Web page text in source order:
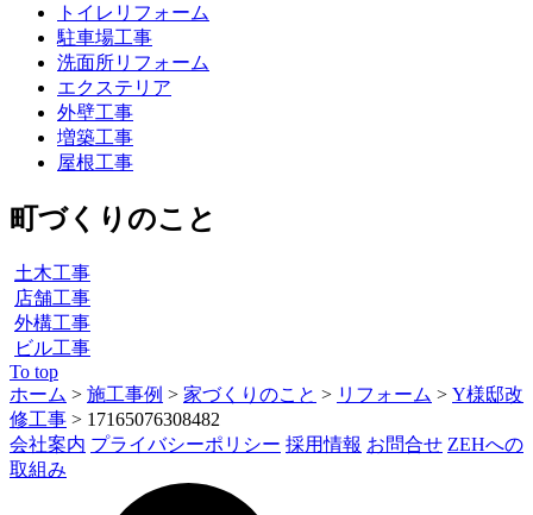
トイレリフォーム
駐車場工事
洗面所リフォーム
エクステリア
外壁工事
増築工事
屋根工事
町づくりのこと
土木工事
店舗工事
外構工事
ビル工事
To top
ホーム > 施工事例 > 家づくりのこと > リフォーム > Y様邸改
修工事 > 17165076308482
会社案内 プライバシーポリシー 採用情報 お問合せ ZEHへの
取組み